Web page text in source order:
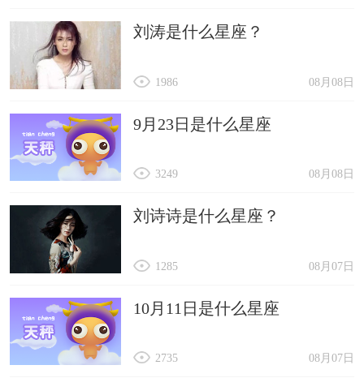
刘涛是什么星座？
08月08日
1986
9月23日是什么星座
08月08日
3249
刘诗诗是什么星座？
08月07日
1285
10月11日是什么星座
08月07日
2735